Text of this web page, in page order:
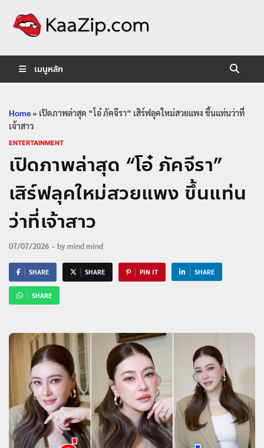
เมนูหลัก
Home» เปิดภาพล่าสุด “โอ๋ ภัคจีรา” เสิร์ฟลุคใหม่สวยแพง ขึ้นแท่นว่าที่
เจ้าสาว
ENTERTAINMENT
เปิดภาพล่าสุด “โอ๋ ภัคจีรา”
เสิร์ฟลุคใหม่สวยแพง ขึ้นแท่น
ว่าที่เจ้าสาว
07/07/2026 - by mind mind
SHARE SHARE PIN IT SHARE
SHARE